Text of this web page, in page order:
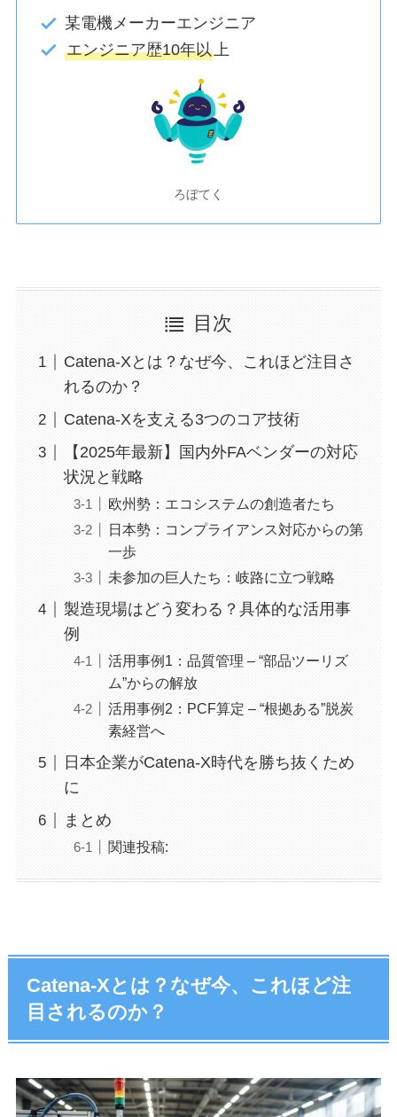
某電機メーカーエンジニア
エンジニア歴10年以上
ろぼてく
目次
Catena-Xとは？なぜ今、これほど注目さ
れるのか？
Catena-Xを支える3つのコア技術
【2025年最新】国内外FAベンダーの対応
状況と戦略
欧州勢：エコシステムの創造者たち
日本勢：コンプライアンス対応からの第
一歩
未参加の巨人たち：岐路に立つ戦略
製造現場はどう変わる？具体的な活用事
例
活用事例1：品質管理 – “部品ツーリズ
ム”からの解放
活用事例2：PCF算定 – “根拠ある”脱炭
素経営へ
日本企業がCatena-X時代を勝ち抜くため
に
まとめ
関連投稿:
Catena-Xとは？なぜ今、これほど注
目されるのか？